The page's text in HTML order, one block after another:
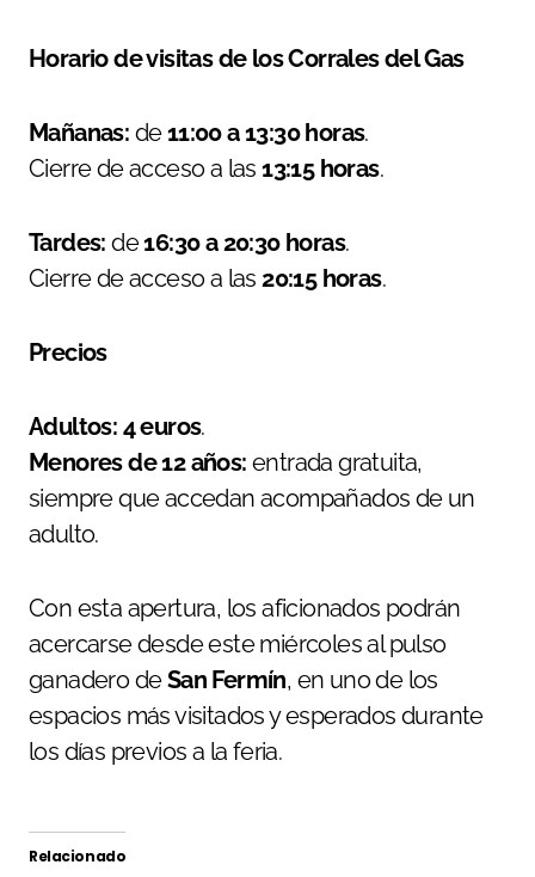
Horario de visitas de los Corrales del Gas
Mañanas: de11:00 a 13:30 horas.
Cierre de acceso a las13:15 horas.
Tardes: de16:30 a 20:30 horas.
Cierre de acceso a las 20:15 horas.
Precios
Adultos: 4 euros.
Menores de 12 años: entrada gratuita,
siempre que accedan acompañados de un
adulto.
Con esta apertura, los aficionados podrán
acercarse desde este miércoles al pulso
ganadero deSan Fermín, en uno de los
espacios más visitados y esperados durante
los días previos a la feria.
Relacionado